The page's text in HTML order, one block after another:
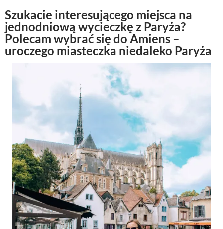
Szukacie interesującego miejsca na
jednodniową wycieczkę z Paryża?
Polecam wybrać się do Amiens –
uroczego miasteczka niedaleko Paryża